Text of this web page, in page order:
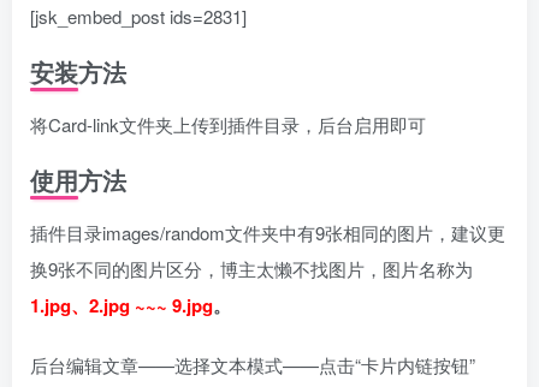
[jsk_embed_post ids=2831]
安装方法
将Card-link文件夹上传到插件目录，后台启用即可
使用方法
插件目录images/random文件夹中有9张相同的图片，建议更
换9张不同的图片区分，博主太懒不找图片，图片名称为
1.jpg、2.jpg ~~~ 9.jpg。
后台编辑文章——选择文本模式——点击“卡片内链按钮”